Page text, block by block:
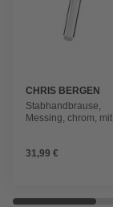
CHRIS BERGEN
Stabhandbrause,
Messing, chrom, mit
31,99 €